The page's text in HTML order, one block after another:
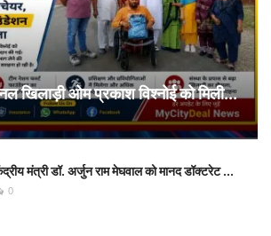
खिलाड़ी ओम प्रकाश विश्नोई को मिली...
मंत्री डॉ. अर्जुन राम मेघवाल को मानद डॉक्टरेट ...
0